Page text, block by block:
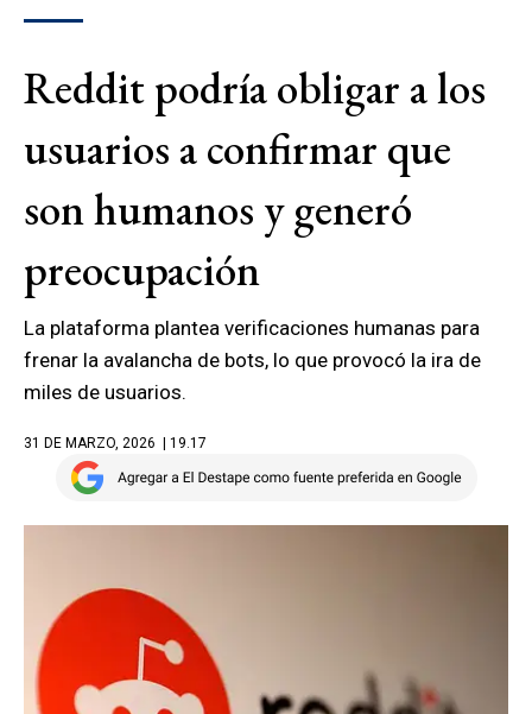
Reddit podría obligar a los
usuarios a confirmar que
son humanos y generó
preocupación
La plataforma plantea verificaciones humanas para
frenar la avalancha de bots, lo que provocó la ira de
miles de usuarios.
31 DE MARZO, 2026 | 19.17